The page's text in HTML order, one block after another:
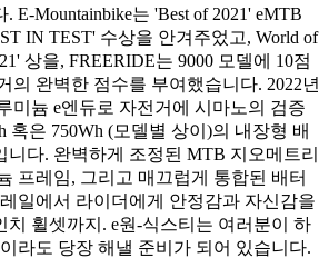
E-Mountainbike는 'Best of 2021' eMTB
IN TEST' 수상을 안겨주었고, World of
상을, FREERIDE는 9000 모델에 10점
의 완벽한 점수를 부여했습니다. 2022년
미늄 e엔듀로 자전거에 시마노의 검증
혹은 750Wh (모델별 상이)의 내장형 배
니다. 완벽하게 조정된 MTB 지오메트리
프레임, 그리고 매끄럽게 통합된 배터
일에서 라이더에게 안정감과 자신감을
치 휠셋까지. e원-식스티는 여러분이 하
라도 당장 해낼 준비가 되어 있습니다.